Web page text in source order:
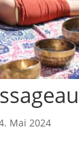
Mai 2024